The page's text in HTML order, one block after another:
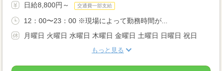
日給8,800円～ 交通費一部支給
12：00〜23：00 ※現場によって勤務時間が...
月曜日 火曜日 水曜日 木曜日 金曜日 土曜日 日曜日 祝日
もっと見る